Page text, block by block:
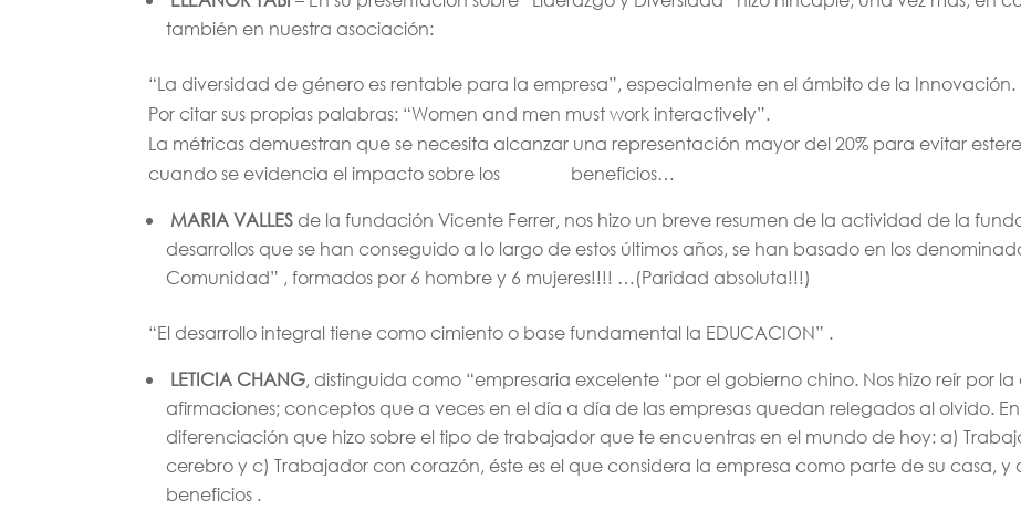
también en nuestra asociación:
“La diversidad de género es rentable para la empresa”, especialmente en el ámbito de la Innovación.
Por citar sus propias palabras: “Women and men must work interactively”.
La métricas demuestran que se necesita alcanzar una representación mayor del 20% para evitar
cuando se evidencia el impacto sobre los beneficios…
MARIA VALLES de la fundación Vicente Ferrer, nos hizo un breve resumen de la actividad de la
desarrollos que se han conseguido a lo largo de estos últimos años, se han basado en los
Comunidad” , formados por 6 hombre y 6 mujeres!!!! …(Paridad absoluta!!!)
“El desarrollo integral tiene como cimiento o base fundamental la EDUCACION” .
LETICIA CHANG, distinguida como “empresaria excelente “por el gobierno chino. Nos hizo reír por
afirmaciones; conceptos que a veces en el día a día de las empresas quedan relegados al olvido.
diferenciación que hizo sobre el tipo de trabajador que te encuentras en el mundo de hoy: a)
cerebro y c) Trabajador con corazón, éste es el que considera la empresa como parte de su casa,
beneficios .